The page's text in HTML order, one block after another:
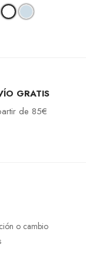
GRATIS
de 85€
o cambio